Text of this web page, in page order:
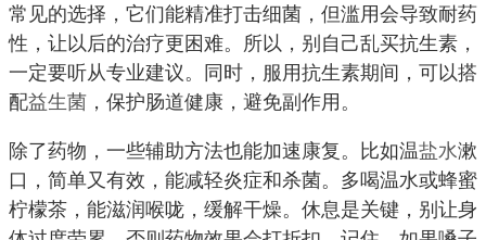
常见的选择，它们能精准打击细菌，但滥用会导致耐药
性，让以后的治疗更困难。所以，别自己乱买抗生素，
一定要听从专业建议。同时，服用抗生素期间，可以搭
配益生菌 ，保护肠道健康，避免副作用。
除了药物，一些辅助方法也能加速康复。比如温盐水漱
口，简单又有效，能减轻炎症和杀菌。多喝温水或蜂蜜
柠檬茶，能滋润喉咙，缓解干燥。休息是关键，别让身